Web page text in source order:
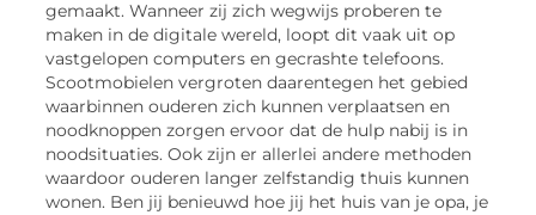
gemaakt. Wanneer zij zich wegwijs proberen te
maken in de digitale wereld, loopt dit vaak uit op
vastgelopen computers en gecrashte telefoons.
Scootmobielen vergroten daarentegen het gebied
waarbinnen ouderen zich kunnen verplaatsen en
noodknoppen zorgen ervoor dat de hulp nabij is in
noodsituaties. Ook zijn er allerlei andere methoden
waardoor ouderen langer zelfstandig thuis kunnen
wonen. Ben jij benieuwd hoe jij het huis van je opa, je